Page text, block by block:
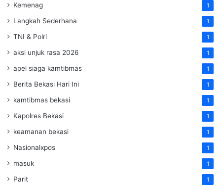
Kemenag 1
Langkah Sederhana 1
TNI & Polri 1
aksi unjuk rasa 2026 1
apel siaga kamtibmas 1
Berita Bekasi Hari Ini 1
kamtibmas bekasi 1
Kapolres Bekasi 1
keamanan bekasi 1
Nasionalxpos 1
masuk 1
Parit 1